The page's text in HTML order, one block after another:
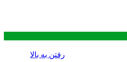
رفتن به بالا